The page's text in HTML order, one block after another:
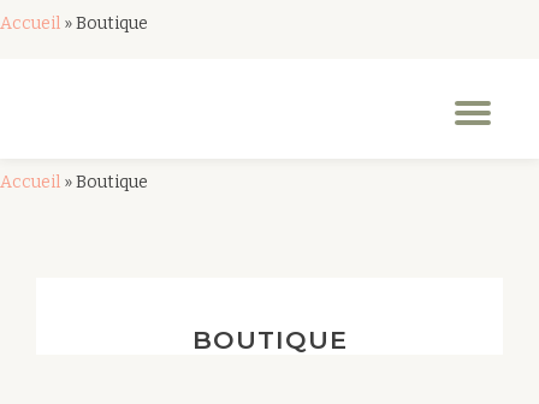
Accueil »Boutique
Accueil »Boutique
BOUTIQUE